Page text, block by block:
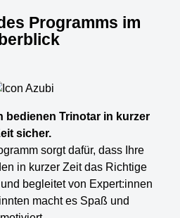
Programms im
bedienen Trinotar in kurzer
sicher.
sorgt dafür, dass Ihre
in kurzer Zeit das Richtige
begleitet von Expert:innen
macht es Spaß und